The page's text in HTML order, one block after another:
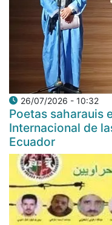
26/07/2026 - 10:32
Poetas saharauis
Internacional de
Ecuador